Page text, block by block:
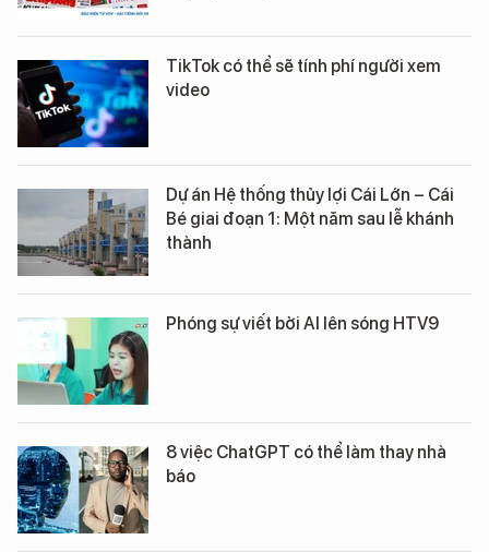
TikTok có thể sẽ tính phí người xem
video
Dự án Hệ thống thủy lợi Cái Lớn – Cái
Bé giai đoạn 1: Một năm sau lễ khánh
thành
Phóng sự viết bởi AI lên sóng HTV9
8 việc ChatGPT có thể làm thay nhà
báo